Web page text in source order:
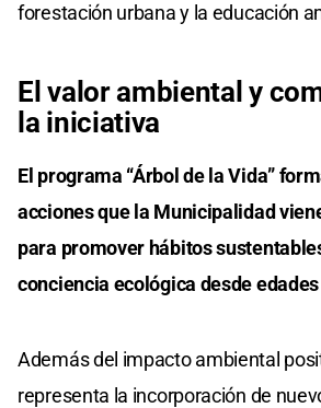
forestación urbana y la educación
El valor ambiental y
la iniciativa
El programa “Árbol de la Vida”
acciones que la Municipalidad
para promover hábitos
conciencia ecológica desde
Además del impacto ambiental
representa la incorporación de